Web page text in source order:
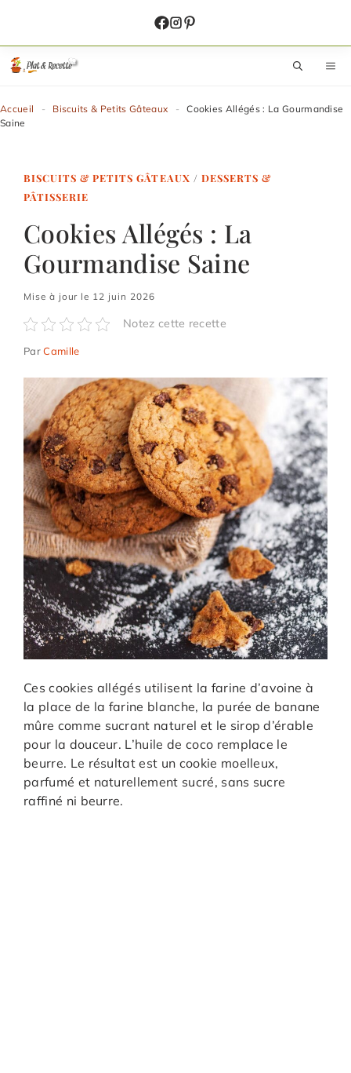
contenu
Accueil - Biscuits & Petits Gâteaux -
Cookies Allégés : La Gourmandise
Saine
BISCUITS & PETITS GÂTEAUX / DESSERTS &
PÂTISSERIE
Cookies Allégés : La
Gourmandise Saine
Mise à jour le 12 juin 2026
Notez cette recette
ParCamille
Ces cookies allégés utilisent la farine d’avoine à
la place de la farine blanche, la purée de banane
mûre comme sucrant naturel et le sirop d’érable
pour la douceur. L’huile de coco remplace le
beurre. Le résultat est un cookie moelleux,
parfumé et naturellement sucré, sans sucre
raffiné ni beurre.